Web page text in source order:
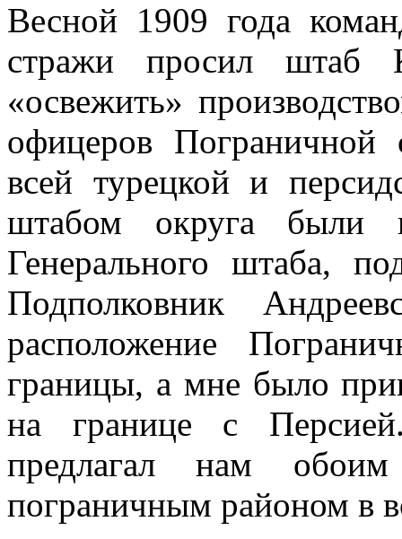
Весной 1909 года
стражи просил штаб
«освежить»
офицеров Пограничной
всей турецкой и
штабом округа были
Генерального штаба,
Подполковник
расположение
границы, а мне было
на границе с
предлагал нам
пограничным районом в